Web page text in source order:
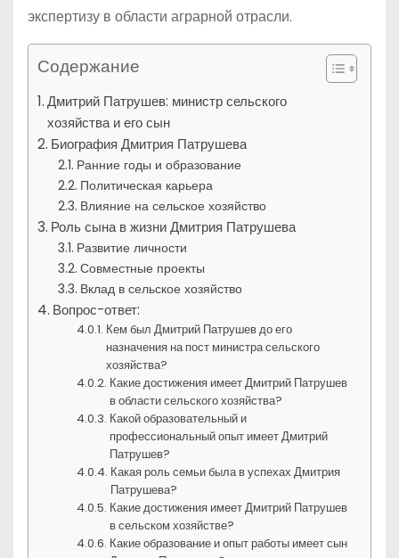
экспертизу в области аграрной отрасли.
Содержание
Дмитрий Патрушев: министр сельского
хозяйства и его сын
Биография Дмитрия Патрушева
Ранние годы и образование
Политическая карьера
Влияние на сельское хозяйство
Роль сына в жизни Дмитрия Патрушева
Развитие личности
Совместные проекты
Вклад в сельское хозяйство
Вопрос-ответ:
Кем был Дмитрий Патрушев до его
назначения на пост министра сельского
хозяйства?
Какие достижения имеет Дмитрий Патрушев
в области сельского хозяйства?
Какой образовательный и
профессиональный опыт имеет Дмитрий
Патрушев?
Какая роль семьи была в успехах Дмитрия
Патрушева?
Какие достижения имеет Дмитрий Патрушев
в сельском хозяйстве?
Какие образование и опыт работы имеет сын